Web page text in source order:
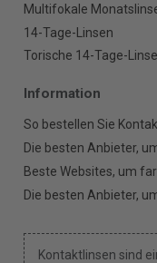
Multifokale
14-Tage-Linsen
Torische 14-Tage-
Information
So bestellen Sie
Die besten Anbieter,
Beste Websites, um
Die besten Anbieter,
Kontaktlinsen sind